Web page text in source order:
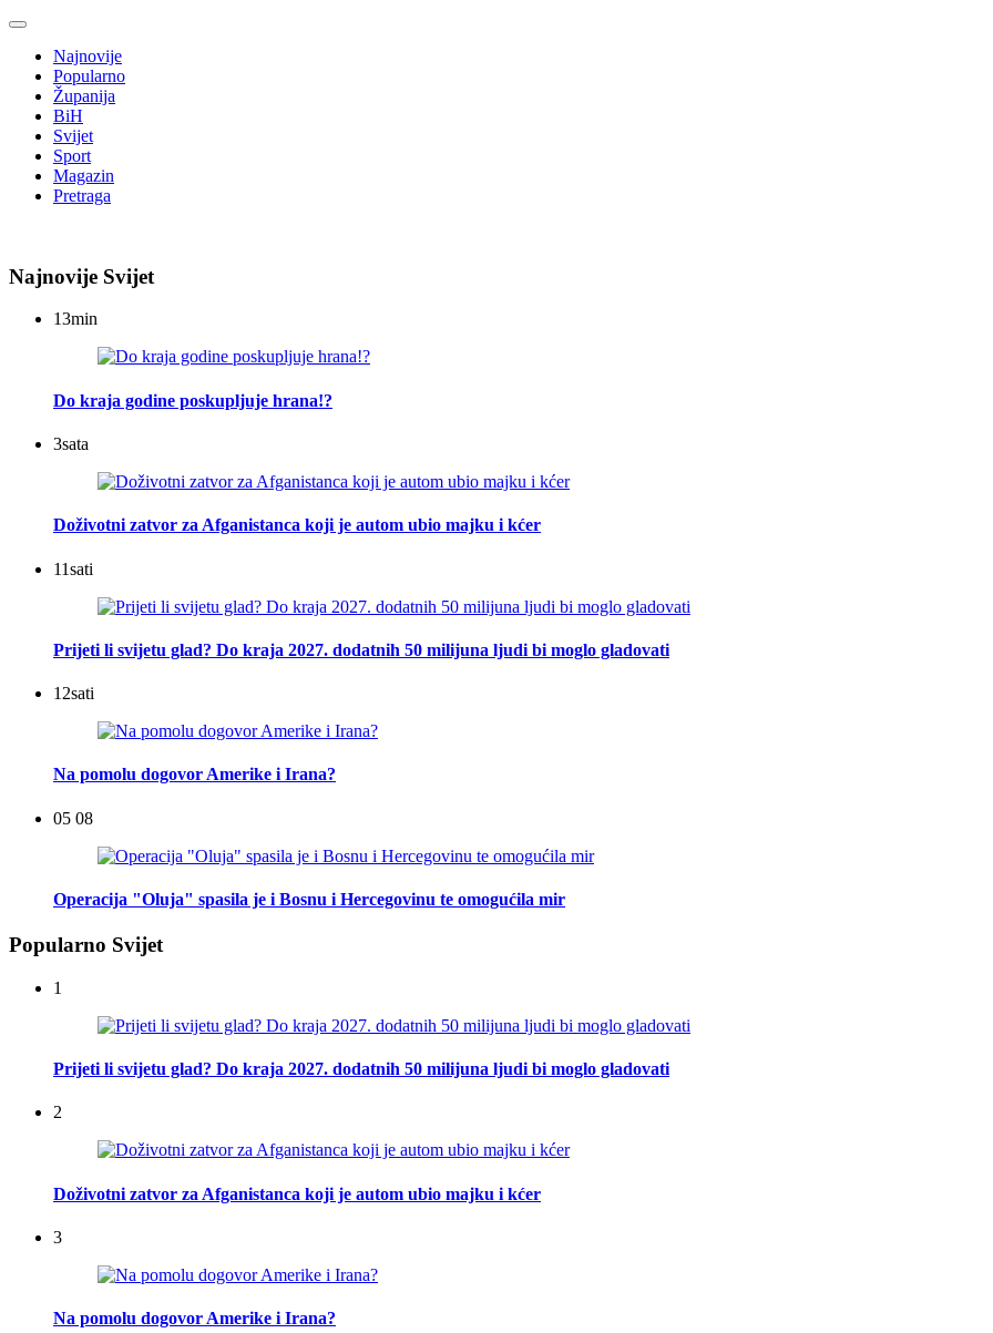
Najnovije
Popularno
Županija
BiH
Svijet
Sport
Magazin
Pretraga
Najnovije Svijet
13min
Do kraja godine poskupljuje hrana!?
3sata
Doživotni zatvor za Afganistanca koji je autom ubio majku i kćer
11sati
Prijeti li svijetu glad? Do kraja 2027. dodatnih 50 milijuna ljudi bi moglo gladovati
12sati
Na pomolu dogovor Amerike i Irana?
05 08
Operacija "Oluja" spasila je i Bosnu i Hercegovinu te omogućila mir
Popularno Svijet
1
Prijeti li svijetu glad? Do kraja 2027. dodatnih 50 milijuna ljudi bi moglo gladovati
2
Doživotni zatvor za Afganistanca koji je autom ubio majku i kćer
3
Na pomolu dogovor Amerike i Irana?